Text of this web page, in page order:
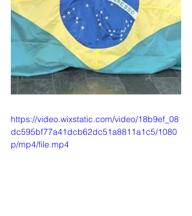
https://video.wixstatic.com/video/18b9ef_08
dc595bf77a41dcb62dc51a8811a1c5/1080
p/mp4/file.mp4